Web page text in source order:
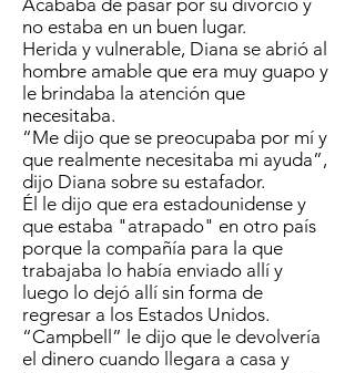
Acababa de pasar por su divorcio y
no estaba en un buen lugar.
Herida y vulnerable, Diana se abrió al
hombre amable que era muy guapo y
le brindaba la atención que
necesitaba.
“Me dijo que se preocupaba por mí y
que realmente necesitaba mi ayuda”,
dijo Diana sobre su estafador.
Él le dijo que era estadounidense y
que estaba "atrapado" en otro país
porque la compañía para la que
trabajaba lo había enviado allí y
luego lo dejó allí sin forma de
regresar a los Estados Unidos.
“Campbell” le dijo que le devolvería
el dinero cuando llegara a casa y